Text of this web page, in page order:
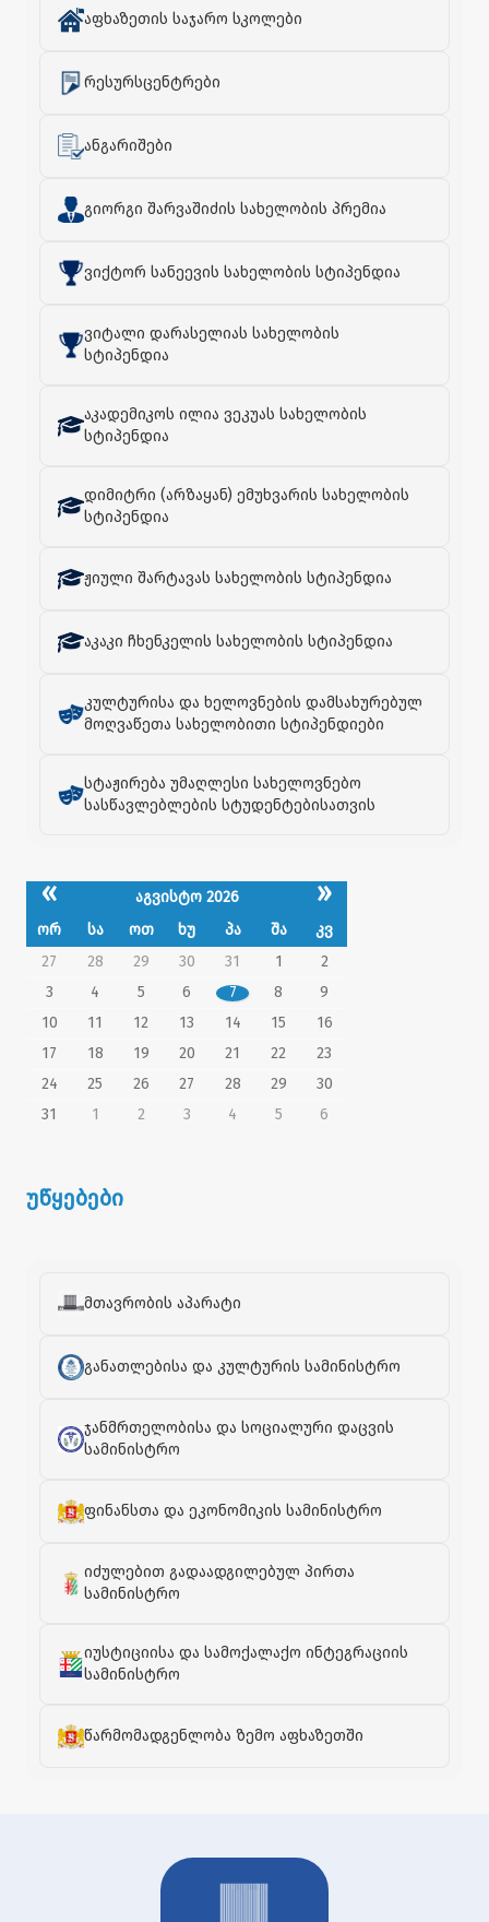
აფხაზეთის საჯარო სკოლები
რესურსცენტრები
ანგარიშები
გიორგი შარვაშიძის სახელობის პრემია
ვიქტორ სანეევის სახელობის სტიპენდია
ვიტალი დარასელიას სახელობის
სტიპენდია
აკადემიკოს ილია ვეკუას სახელობის
სტიპენდია
დიმიტრი (არზაყან) ემუხვარის სახელობის
სტიპენდია
ჟიული შარტავას სახელობის სტიპენდია
აკაკი ჩხენკელის სახელობის სტიპენდია
კულტურისა და ხელოვნების დამსახურებულ
მოღვაწეთა სახელობითი სტიპენდიები
სტაჟირება უმაღლესი სახელოვნებო
სასწავლებლების სტუდენტებისათვის
« აგვისტო 2026 »
ორ სა ოთ ხუ პა შა
კვ
27
28 29 30 31 1
2
3
4 5 6 7 8
9
10
11 12 13 14 15
16
17
18 19 20 21 22
23
24
25 26 27 28 29
30
31
1 2 3 4 5 6
უწყებები
მთავრობის აპარატი
განათლებისა და კულტურის სამინისტრო
ჯანმრთელობისა და სოციალური დაცვის
სამინისტრო
ფინანსთა და ეკონომიკის სამინისტრო
იძულებით გადაადგილებულ პირთა
სამინისტრო
იუსტიციისა და სამოქალაქო ინტეგრაციის
სამინისტრო
წარმომადგენლობა ზემო აფხაზეთში